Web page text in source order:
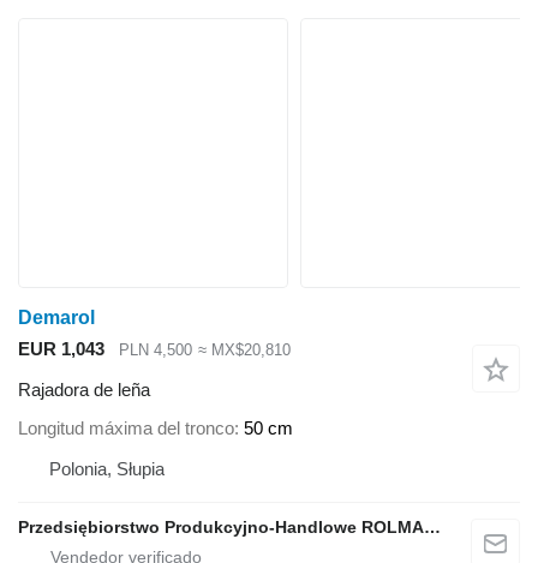
Demarol
EUR 1,043
PLN 4,500 ≈ MX$20,810
Rajadora de leña
Longitud máxima del tronco 50 cm
Polonia, Słupia
Przedsiębiorstwo Produkcyjno-Handlowe ROLMAPOL Marcin Dziekan